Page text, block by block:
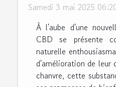
Samedi 3 mai 2025
À l'aube d'une
CBD se présente
naturelle
d'amélioration de leur
chanvre, cette